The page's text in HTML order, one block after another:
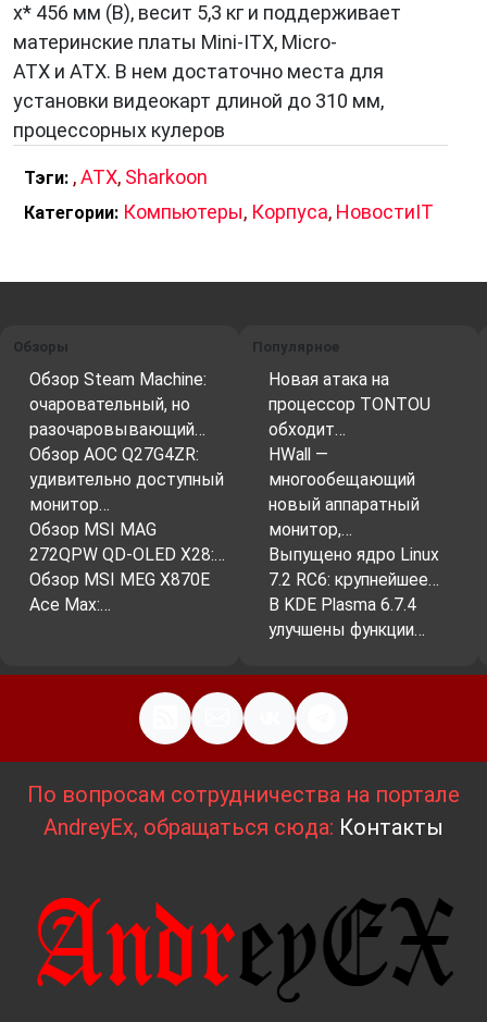
процессах уделяется внимание
использованию энергосберегающих
технологий и переработке материалов.
компьютерных аксессуаров. Это компания, по-
продукты выдающегося качества с
особенностями. Будь то геймеры,
профессионалы или просто энтузиасты
компьютерной техники, каждый найдёт что-то
особенное в ассортименте Sharkoon
компанией, ваш компьютерный опыт будет не
просто рабочим — он станет незабвенным
приключением.
x* 456 мм (В), весит 5,3 кг и поддерживает
материнские платы Mini-ITX, Micro-
ATX и ATX. В нем достаточно места для
установки видеокарт длиной до 310 мм,
процессорных кулеров
Тэги: ,ATX, Sharkoon
Категории: Компьютеры, Корпуса, НовостиIT
Обзоры
Обзор Steam Machine:
очаровательный, но
разочаровывающий…
Обзор AOC Q27G4ZR:
удивительно доступный
монитор…
Обзор MSI MAG
272QPW QD-OLED X28:…
Обзор MSI MEG X870E
Ace Max:…
Популярное
Новая атака на
процессор TONTOU
обходит…
HWall —
многообещающий
новый аппаратный
монитор,…
Выпущено ядро Linux
7.2 RC6: крупнейшее…
В KDE Plasma 6.7.4
улучшены функции…
По вопросам сотрудничества на портале
AndreyEx, обращаться сюда: Контакты